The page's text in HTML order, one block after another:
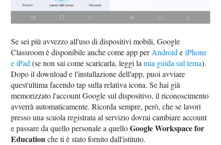
Se sei più avvezzo all'uso di dispositivi mobili, Google
Classroom è disponibile anche come app perAndroid eiPhone
e iPad (se non sai come scaricarla, leggi lamia guida sul tema).
Dopo il download e l'installazione dell'app, puoi avviare
quest'ultima facendo tap sulla relativa icona. Se hai già
memorizzato l'account Google sul dispositivo, il riconoscimento
avverrà automaticamente. Ricorda sempre, però, che se lavori
presso una scuola registrata al servizio dovrai cambiare account
e passare da quello personale a quelloGoogle Workspace for
Education che ti è stato fornito dall'istituto.